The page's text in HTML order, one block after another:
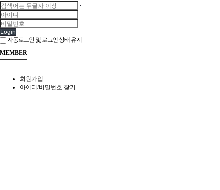
Login
자동로그인 및 로그인 상태 유지
MEMBER
회원가입
아이디/비밀번호 찾기